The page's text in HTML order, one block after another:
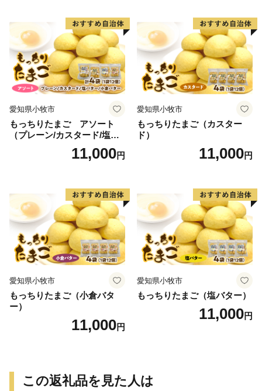
愛知県小牧市
もっちりたまご アソート
（プレーン/カスタード/塩バ
ター/小倉バター）11,000円
愛知県小牧市
もっちりたまご（カスター
ド）
11,000円
愛知県小牧市
もっちりたまご（小倉バタ
ー）
11,000円
愛知県小牧市
もっちりたまご（塩バター）
11,000円
この返礼品を見た人は